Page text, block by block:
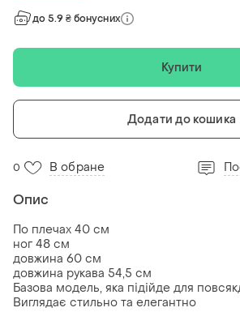
до 5.9 ₴ бонусних
Купити
Додати до кошика
0 В обране
Опис
По плечах 40 см
ног 48 см
довжина 60 см
довжина рукава 54,5 см
Базова модель, яка підійде для
Виглядає стильно та елегантно